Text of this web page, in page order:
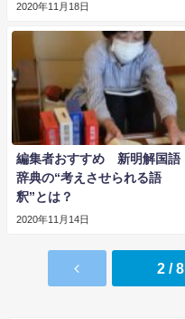
2020年11月18日
編集者おすすめ 新明解国語
辞典の“考えさせられる語
釈”とは？
2020年11月14日
2 / 8